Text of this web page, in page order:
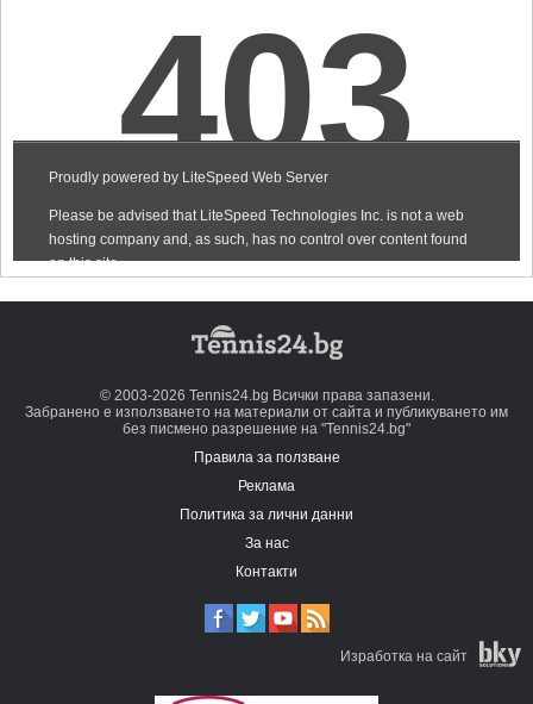
© 2003-2026 Tennis24.bg Всички права запазени.
Забранено е използването на материали от сайта и публикуването им
без писмено разрешение на "Tennis24.bg"
Правила за ползване
Реклама
Политика за лични данни
За нас
Контакти
Изработка на сайт